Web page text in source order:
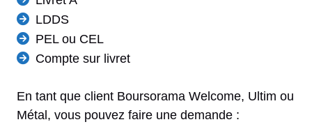
LDDS
PEL ou CEL
Compte sur livret
En tant que client Boursorama Welcome, Ultim ou
Métal, vous pouvez faire une demande :